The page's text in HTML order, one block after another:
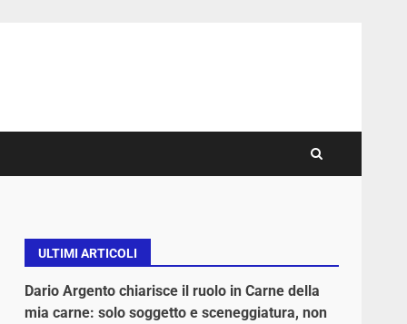
ULTIMI ARTICOLI
Dario Argento chiarisce il ruolo in Carne della
mia carne: solo soggetto e sceneggiatura, non